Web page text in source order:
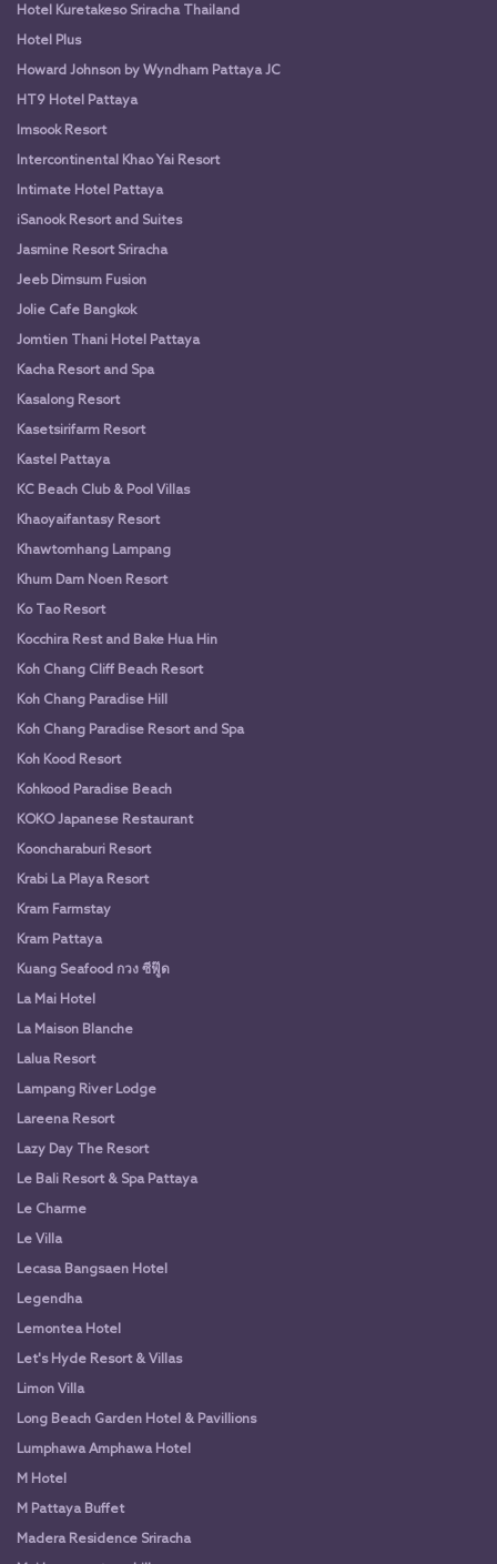
Hotel Kuretakeso Sriracha Thailand
Hotel Plus
Howard Johnson by Wyndham Pattaya JC
HT9 Hotel Pattaya
Imsook Resort
Intercontinental Khao Yai Resort
Intimate Hotel Pattaya
iSanook Resort and Suites
Jasmine Resort Sriracha
Jeeb Dimsum Fusion
Jolie Cafe Bangkok
Jomtien Thani Hotel Pattaya
Kacha Resort and Spa
Kasalong Resort
Kasetsirifarm Resort
Kastel Pattaya
KC Beach Club & Pool Villas
Khaoyaifantasy Resort
Khawtomhang Lampang
Khum Dam Noen Resort
Ko Tao Resort
Kocchira Rest and Bake Hua Hin
Koh Chang Cliff Beach Resort
Koh Chang Paradise Hill
Koh Chang Paradise Resort and Spa
Koh Kood Resort
Kohkood Paradise Beach
KOKO Japanese Restaurant
Kooncharaburi Resort
Krabi La Playa Resort
Kram Farmstay
Kram Pattaya
Kuang Seafood กวง ซีฟู๊ด
La Mai Hotel
La Maison Blanche
Lalua Resort
Lampang River Lodge
Lareena Resort
Lazy Day The Resort
Le Bali Resort & Spa Pattaya
Le Charme
Le Villa
Lecasa Bangsaen Hotel
Legendha
Lemontea Hotel
Let's Hyde Resort & Villas
Limon Villa
Long Beach Garden Hotel & Pavillions
Lumphawa Amphawa Hotel
M Hotel
M Pattaya Buffet
Madera Residence Sriracha